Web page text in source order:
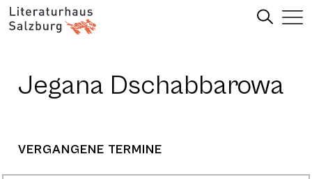
Jegana Dschabbarowa
VERGANGENE TERMINE